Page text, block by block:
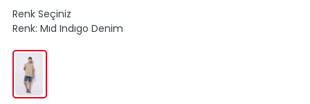
Renk Seçiniz
Renk: Mıd Indıgo Denim